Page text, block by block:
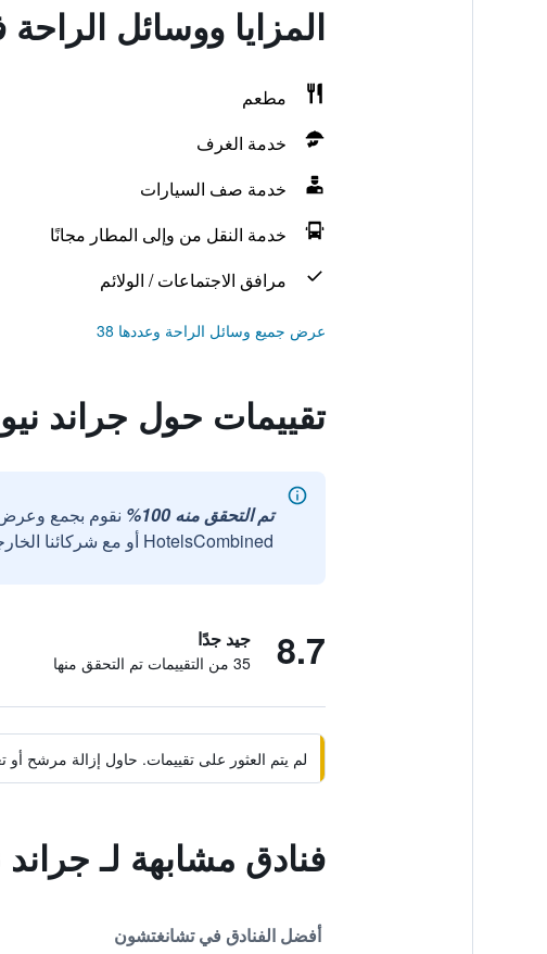
المزايا ووسائل
مطعم
خدمة الغرف
خدمة صف السيارات
خدمة النقل من وإلى المطار مجانًا
مرافق الاجتماعات / الولائم
عرض جميع وسائل الراحة وعددها 38
تقييمات حول جراند
تم التحقق منه 100%
نقوم بجمع وعرض
HotelsCombined أو مع شركائنا الخارجيين الموثوقين.
8.7 جيد جدًا
35 من التقييمات تم التحقق منها
لم يتم العثور على تقييمات. حاول إزالة مرشح
فنادق مشابهة لـ
أفضل الفنادق في تشانغتشون